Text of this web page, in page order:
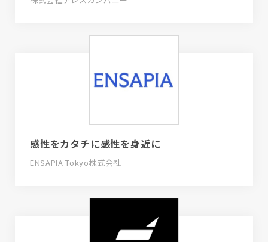
感性をカタチに感性を身近に
ENSAPIA Tokyo株式会社